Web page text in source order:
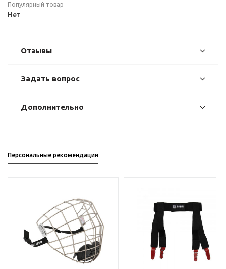
Популярный товар
Нет
Отзывы
Задать вопрос
Дополнительно
Персональные рекомендации